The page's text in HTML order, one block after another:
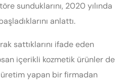
sunduklarını, 2020 yılında
anlattı.
sattıklarını ifade eden
içerikli kozmetik ürünler de
yapan bir firmadan